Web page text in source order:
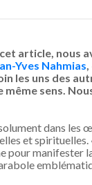
article, nous
Yves Nahmias,
les uns des
sens.
dans les
et spirituelles.
pour manifester